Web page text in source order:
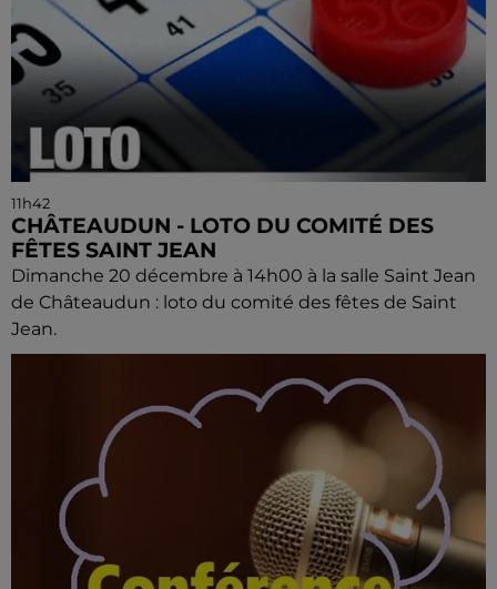
11h42
CHÂTEAUDUN - LOTO DU COMITÉ DES
FÊTES SAINT JEAN
Dimanche 20 décembre à 14h00 à la salle Saint Jean
de Châteaudun : loto du comité des fêtes de Saint
Jean.